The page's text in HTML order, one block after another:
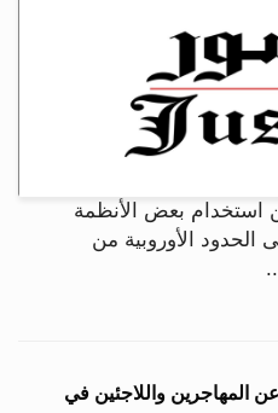
بعض الأنظمة
الحدود الأوروبية من
عن المهاجرين واللاجئين في